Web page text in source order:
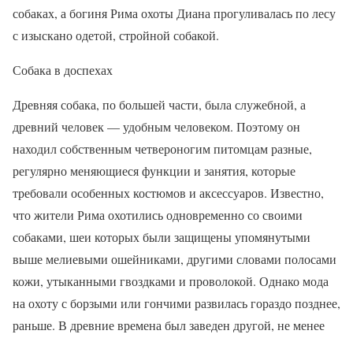
собаках, а богиня Рима охоты Диана прогуливалась по лесу
с изыскано одетой, стройной собакой.
Собака в доспехах
Древняя собака, по большей части, была служебной, а
древний человек — удобным человеком. Поэтому он
находил собственным четвероногим питомцам разные,
регулярно меняющиеся функции и занятия, которые
требовали особенных костюмов и аксессуаров. Известно,
что жители Рима охотились одновременно со своими
собаками, шеи которых были защищены упомянутыми
выше мелиевыми ошейниками, другими словами полосами
кожи, утыканными гвоздками и проволокой. Однако мода
на охоту с борзыми или гончими развилась гораздо позднее,
раньше. В древние времена был заведен другой, не менее